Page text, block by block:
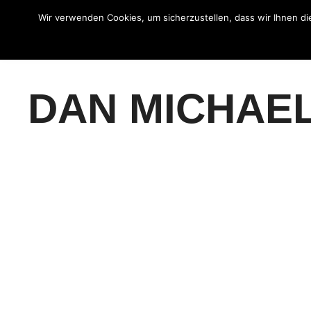
DAN
Wir verwenden Cookies, um sicherzustellen, dass wir Ihnen